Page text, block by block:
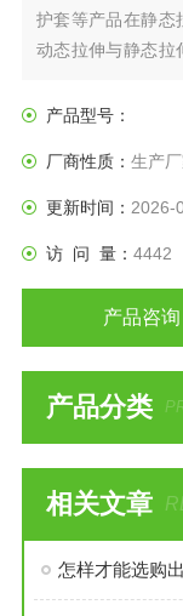
护套等产品在静态
动态拉伸与静态拉
裂或其它性能的变
产品型号：
厂商性质： 生产
更新时间： 2026-
访 问 量： 4442
产品咨询
产品分类
相关文章
怎样才能选购